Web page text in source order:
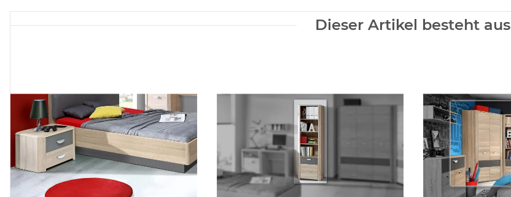
Dieser Artikel besteht aus